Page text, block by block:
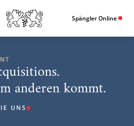
Spängler Online
anderen kommt.
UNS